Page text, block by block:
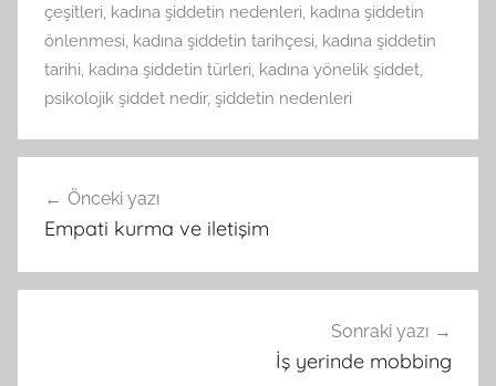
çeşitleri, kadına şiddetin nedenleri, kadına şiddetin
önlenmesi, kadına şiddetin tarihçesi, kadına şiddetin
tarihi, kadına şiddetin türleri, kadına yönelik şiddet,
psikolojik şiddet nedir, şiddetin nedenleri
gezinmesi
Önceki yazı
Empati kurma ve iletişim
Sonraki yazı
İş yerinde mobbing